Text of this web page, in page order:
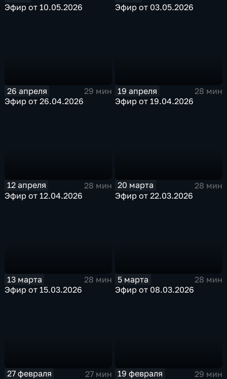
Эфир от 10.05.2026
Эфир от 03.05.2026
26 апреля
29 мин
Эфир от 26.04.2026
19 апреля
28 мин
Эфир от 19.04.2026
12 апреля
28 мин
Эфир от 12.04.2026
20 марта
28 мин
Эфир от 22.03.2026
13 марта
28 мин
Эфир от 15.03.2026
5 марта
28 мин
Эфир от 08.03.2026
27 февраля
27 мин
19 февраля
29 мин